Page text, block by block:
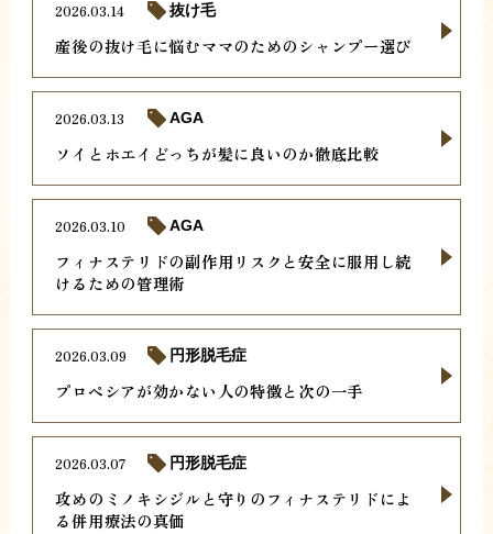
産後の抜け毛に悩むママのためのシャンプー選び
2026.03.14 抜け毛
ソイとホエイどっちが髪に良いのか徹底比較
2026.03.13 AGA
フィナステリドの副作用リスクと安全に服用し続
けるための管理術
2026.03.10 AGA
プロペシアが効かない人の特徴と次の一手
2026.03.09 円形脱毛症
攻めのミノキシジルと守りのフィナステリドによ
る併用療法の真価
2026.03.07 円形脱毛症